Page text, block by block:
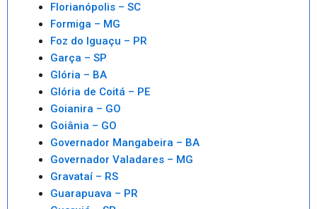
Florianópolis – SC
Formiga – MG
Foz do Iguaçu – PR
Garça – SP
Glória – BA
Glória de Coitá – PE
Goianira – GO
Goiânia – GO
Governador Mangabeira – BA
Governador Valadares – MG
Gravataí – RS
Guarapuava – PR